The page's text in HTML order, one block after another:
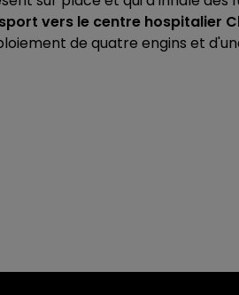
vers le centre hospitalier
de quatre engins et